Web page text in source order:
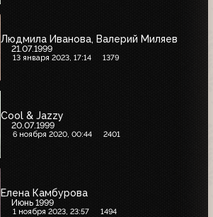
Людмила Иванова, Валерий Миляев
21.07.1999
13 января 2023, 17:14 1379
Cool & Jazzy
20.07.1999
6 ноября 2020, 00:44 2401
Елена Камбурова
Июнь 1999
1 ноября 2023, 23:57 1494